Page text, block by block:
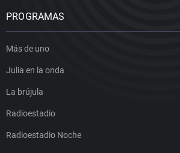
PROGRAMAS
Más de uno
Julia en la onda
La brújula
Radioestadio
Radioestadio Noche